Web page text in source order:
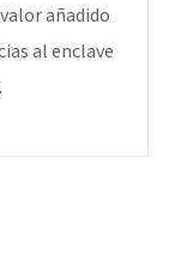
añadido
al enclave